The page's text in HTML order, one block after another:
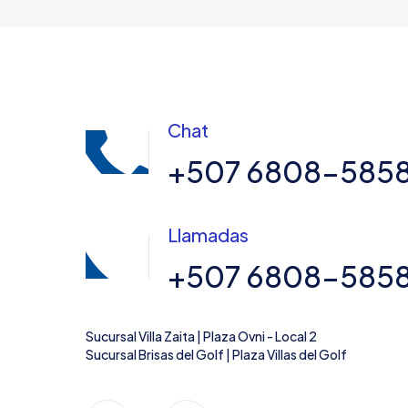
Chat
+507 6808-
Llamadas
+507 6808-
Sucursal Villa Zaita | Plaza Ovni - Local 2
Sucursal Brisas del Golf | Plaza Villas del Golf